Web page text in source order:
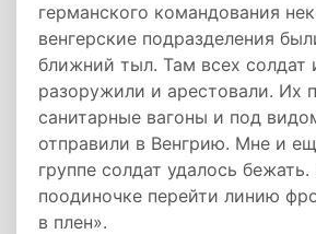
германского командования
венгерские подразделения
ближний тыл. Там всех солдат
разоружили и арестовали. Их
санитарные вагоны и под
отправили в Венгрию. Мне и
группе солдат удалось
поодиночке перейти линию
в плен».